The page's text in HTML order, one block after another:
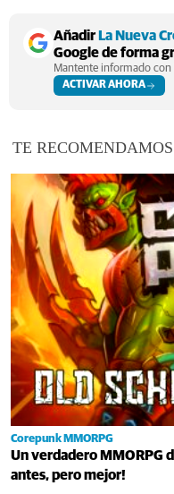
Añadir La Nueva
Google de forma
Mantente informado
ACTIVAR AHORA
TE RECOMENDAMOS
Corepunk MMORPG
Un verdadero MMORPG
antes, pero mejor!